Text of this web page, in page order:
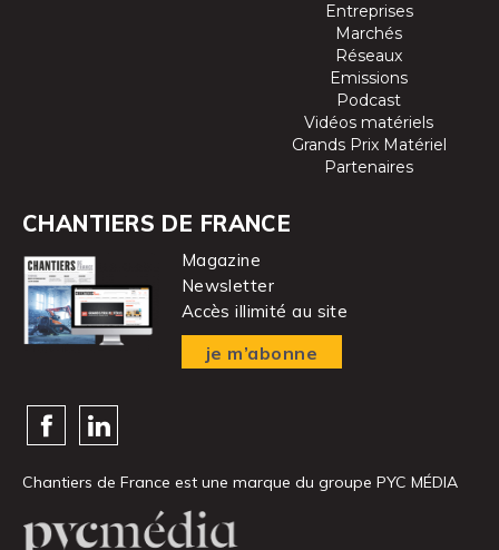
Entreprises
Marchés
Réseaux
Emissions
Podcast
Vidéos matériels
Grands Prix Matériel
Partenaires
CHANTIERS DE FRANCE
Magazine
Newsletter
Accès illimité au site
je m’abonne
Chantiers de France est une marque du groupe PYC MÉDIA